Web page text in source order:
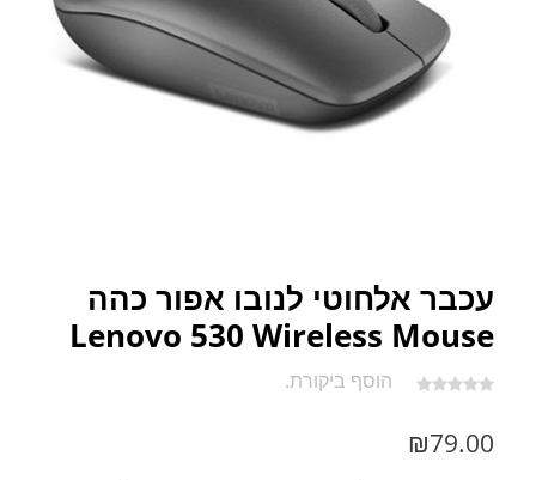
עכבר אלחוטי לנובו אפור כהה
Lenovo 530 Wireless Mouse
הוסף ביקורת.
₪79.00